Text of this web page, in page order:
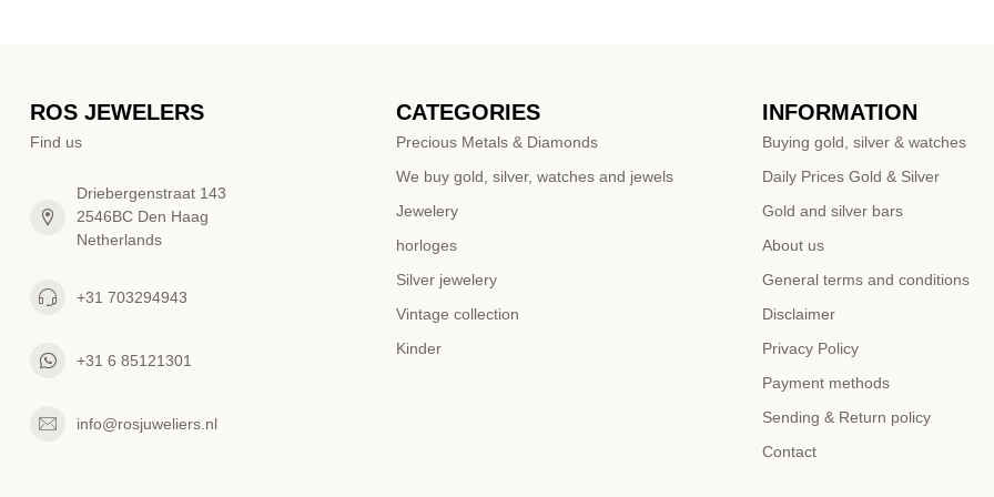
ROS JEWELERS
Find us
Driebergenstraat 143
2546BC Den Haag
Netherlands
+31 703294943
+31 6 85121301
info@rosjuweliers.nl
CATEGORIES
Precious Metals & Diamonds
We buy gold, silver, watches and jewels
Jewelery
horloges
Silver jewelery
Vintage collection
Kinder
INFORMATION
Buying gold, silver & watches
Daily Prices Gold & Silver
Gold and silver bars
About us
General terms and conditions
Disclaimer
Privacy Policy
Payment methods
Sending & Return policy
Contact